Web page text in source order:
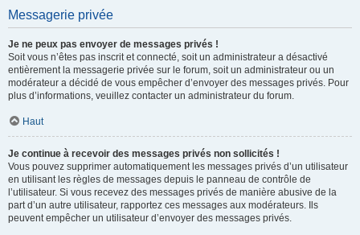
Messagerie privée
Je ne peux pas envoyer de messages privés !
Soit vous n’êtes pas inscrit et connecté, soit un administrateur a désactivé
entièrement la messagerie privée sur le forum, soit un administrateur ou un
modérateur a décidé de vous empêcher d’envoyer des messages privés. Pour
plus d’informations, veuillez contacter un administrateur du forum.
Haut
Je continue à recevoir des messages privés non sollicités !
Vous pouvez supprimer automatiquement les messages privés d’un utilisateur
en utilisant les règles de messages depuis le panneau de contrôle de
l’utilisateur. Si vous recevez des messages privés de manière abusive de la
part d’un autre utilisateur, rapportez ces messages aux modérateurs. Ils
peuvent empêcher un utilisateur d’envoyer des messages privés.